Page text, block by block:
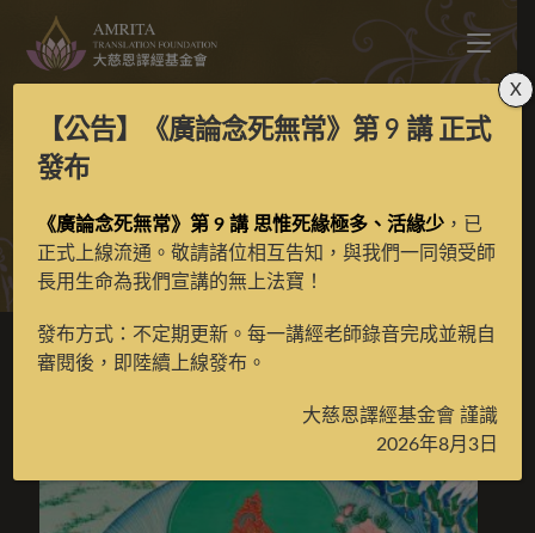
納塘百法、金剛鬘唐卡
> 典藏館 > 納塘百法、金剛鬘唐卡 > 第2頁
納塘百法唐卡
【公告】 《廣論念死無常》第 9 講正式
發布
《廣論念死無常》第 9 講 思惟死緣極多、活緣少 ，已
正式上線流通。敬請諸位相互告知，與我們一同領受師
長用生命為我們宣講的無上法寶！
發布方式：不定期更新。每一講經老師錄音完成並親自
審閱後，即陸續上線發布。
大慈恩譯經基金會 謹識
2026年8月3日
X